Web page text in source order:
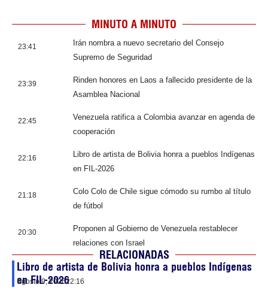
MINUTO A MINUTO
23:41
Irán nombra a nuevo secretario del Consejo
Supremo de Seguridad
23:39
Rinden honores en Laos a fallecido presidente de la
Asamblea Nacional
22:45
Venezuela ratifica a Colombia avanzar en agenda de
cooperación
22:16
Libro de artista de Bolivia honra a pueblos Indígenas
en FIL-2026
21:18
Colo Colo de Chile sigue cómodo su rumbo al título
de fútbol
20:30
Proponen al Gobierno de Venezuela restablecer
relaciones con Israel
RELACIONADAS
Libro de artista de Bolivia honra a pueblos Indígenas
en FIL-2026
agosto 9, 202622:16